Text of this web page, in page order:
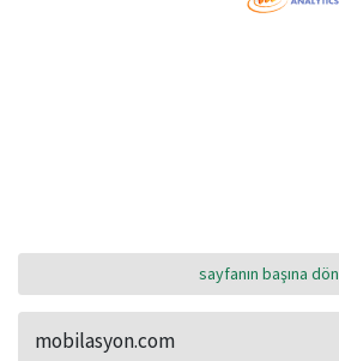
sayfanın başına dön
mobilasyon.com